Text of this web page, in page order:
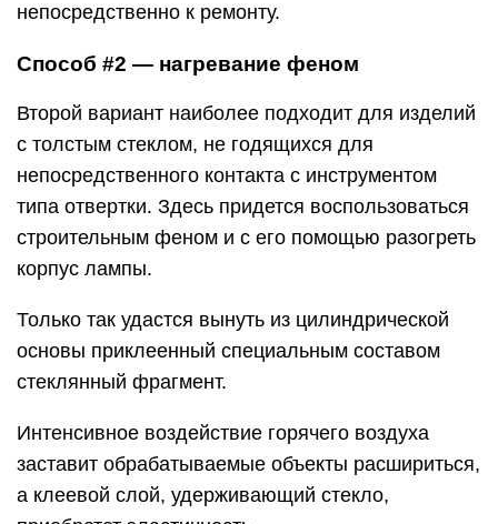
непосредственно к ремонту.
Способ #2 — нагревание феном
Второй вариант наиболее подходит для изделий
с толстым стеклом, не годящихся для
непосредственного контакта с инструментом
типа отвертки. Здесь придется воспользоваться
строительным феном и с его помощью разогреть
корпус лампы.
Только так удастся вынуть из цилиндрической
основы приклеенный специальным составом
стеклянный фрагмент.
Интенсивное воздействие горячего воздуха
заставит обрабатываемые объекты расшириться,
а клеевой слой, удерживающий стекло,